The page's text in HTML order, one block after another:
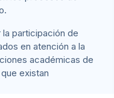
participación de
en atención a la
académicas de
existan